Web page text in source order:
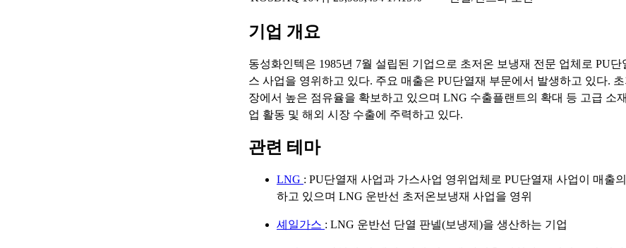
기업 개요
동성화인텍은 1985년 7월 설립된 기업으로 초저온 보냉재 전문 업체로 PU단
스 사업을 영위하고 있다. 주요 매출은 PU단열재 부문에서 발생하고 있다. 초
장에서 높은 점유율을 확보하고 있으며 LNG 수출플랜트의 확대 등 고급 소
업 활동 및 해외 시장 수출에 주력하고 있다.
관련 테마
LNG : PU단열재 사업과 가스사업 영위업체로 PU단열재 사업이 매출
하고 있으며 LNG 운반선 초저온보냉재 사업을 영위
셰일가스 : LNG 운반선 단열 판넬(보냉제)을 생산하는 기업